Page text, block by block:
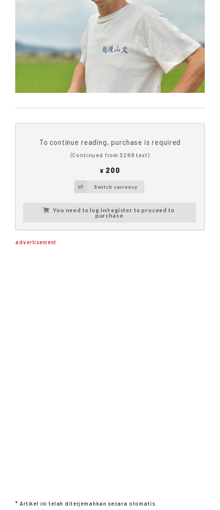
To continue reading, purchase is required
(Continued from 3288 text)
¥ 200
Switch currency
You need to log in/register to proceed to
purchase
advertisement
* Artikel ini telah diterjemahkan secara otomatis.